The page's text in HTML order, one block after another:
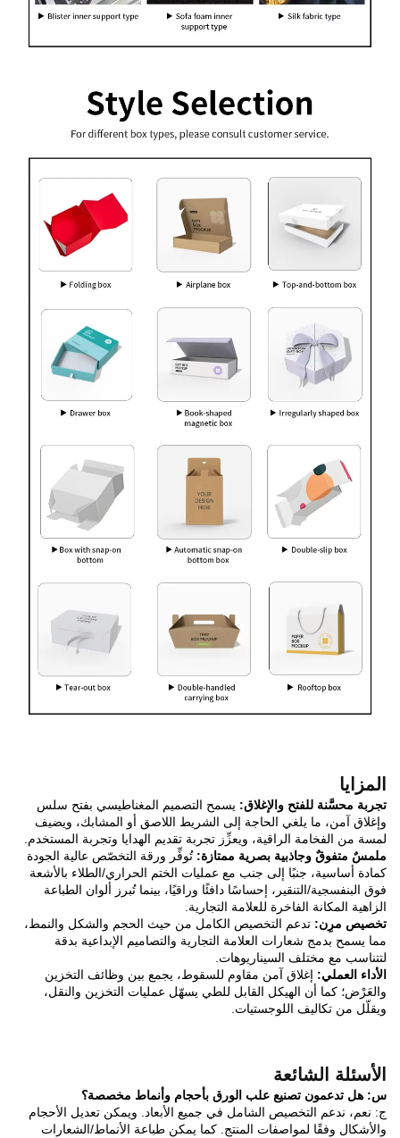
المزايا
تجربة محسَّنة للفتح والإغلاق: يسمح التصميم المغناطيسي بفتح سلس
وإغلاق آمن، ما يلغي الحاجة إلى الشريط اللاصق أو المشابك، ويضيف
لمسة من الفخامة الراقية، ويعزِّز تجربة تقديم الهدايا وتجربة المستخدم.
ملمسٌ متفوقٌ وجاذبية بصرية ممتازة:تُوفِّر ورقة التخصّص عالية الجودة
كمادة أساسية، جنبًا إلى جنب مع عمليات الختم الحراري/الطلاء بالأشعة
فوق البنفسجية/التنقير، إحساسًا دافئًا وراقيًا، بينما تُبرز ألوان الطباعة
الزاهية المكانة الفاخرة للعلامة التجارية.
تخصيص مرِن: تدعم التخصيص الكامل من حيث الحجم والشكل والنمط،
مما يسمح بدمج شعارات العلامة التجارية والتصاميم الإبداعية بدقة
لتتناسب مع مختلف السيناريوهات.
الأداء العملي: إغلاق آمن مقاوم للسقوط، يجمع بين وظائف التخزين
والعَرْض؛ كما أن الهيكل القابل للطي يسهّل عمليات التخزين والنقل،
ويقلّل من تكاليف اللوجستيات.
الأسئلة الشائعة
س: هل تدعمون تصنيع علب الورق بأحجام وأنماط مخصصة؟
ج: نعم، ندعم التخصيص الشامل في جميع الأبعاد. ويمكن تعديل الأحجام
والأشكال وفقًا لمواصفات المنتج. كما يمكن طباعة الأنماط/الشعارات